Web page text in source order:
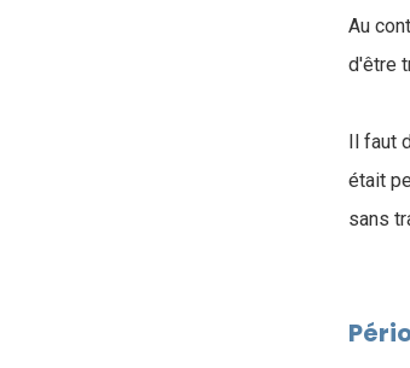
Au
d'être
Il faut
était
sans